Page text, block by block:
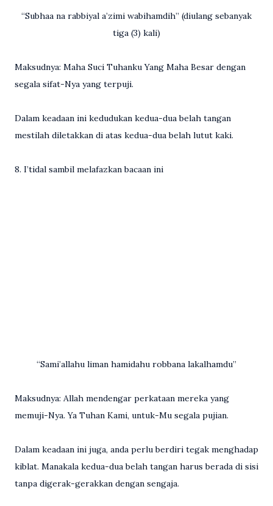
“Subhaa na rabbiyal a’zimi wabihamdih” (diulang sebanyak
tiga (3) kali)
Maksudnya: Maha Suci Tuhanku Yang Maha Besar dengan
segala sifat-Nya yang terpuji.
Dalam keadaan ini kedudukan kedua-dua belah tangan
mestilah diletakkan di atas kedua-dua belah lutut kaki.
8. I’tidal sambil melafazkan bacaan ini
“Sami’allahu liman hamidahu robbana lakalhamdu”
Maksudnya: Allah mendengar perkataan mereka yang
memuji-Nya. Ya Tuhan Kami, untuk-Mu segala pujian.
Dalam keadaan ini juga, anda perlu berdiri tegak menghadap
kiblat. Manakala kedua-dua belah tangan harus berada di sisi
tanpa digerak-gerakkan dengan sengaja.